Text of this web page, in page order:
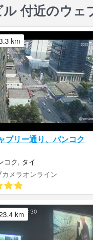
付近のウェ
ブリー通り、バンコク
コク, タイ
カメラオンライン
km
km